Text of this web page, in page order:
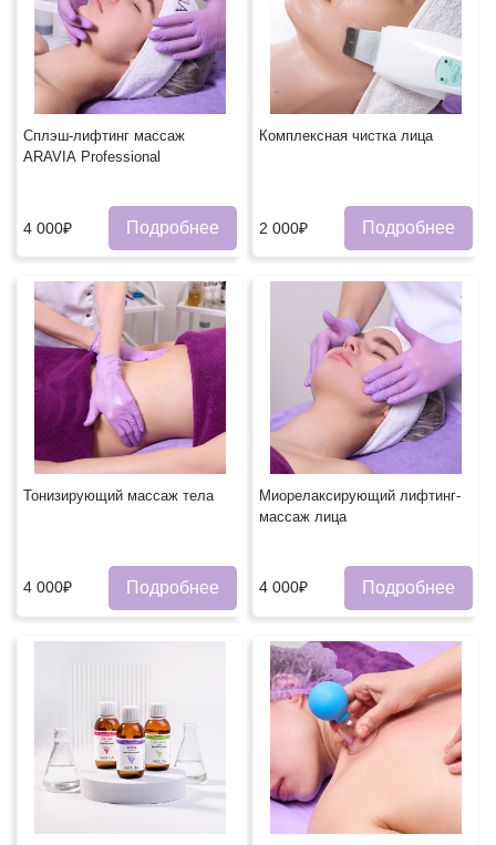
Сплэш-лифтинг массаж
ARAVIA Professional
4 000₽ Подробнее
Комплексная чистка лица
2 000₽ Подробнее
Тонизирующий массаж тела
4 000₽ Подробнее
Миорелаксирующий лифтинг-
массаж лица
4 000₽ Подробнее